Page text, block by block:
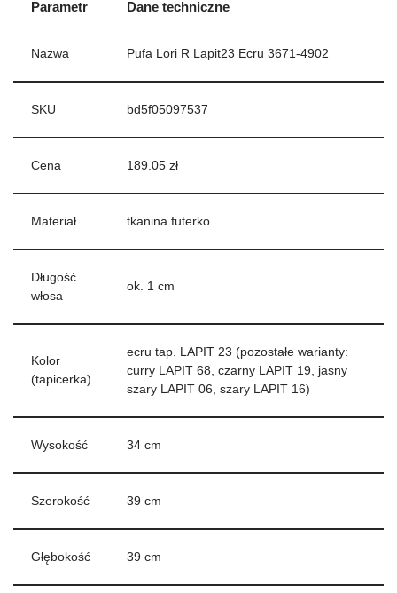
Parametr Dane techniczne
Nazwa Pufa Lori R Lapit23 Ecru 3671-4902
SKU bd5f05097537
Cena 189.05 zł
Materiał tkanina futerko
Długość
włosa
ok. 1 cm
Kolor
(tapicerka)
ecru tap. LAPIT 23 (pozostałe warianty:
curry LAPIT 68, czarny LAPIT 19, jasny
szary LAPIT 06, szary LAPIT 16)
Wysokość 34 cm
Szerokość 39 cm
Głębokość 39 cm